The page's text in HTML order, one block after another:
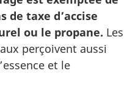
de taxe d’accise
ou le propane. Les
perçoivent aussi
et le